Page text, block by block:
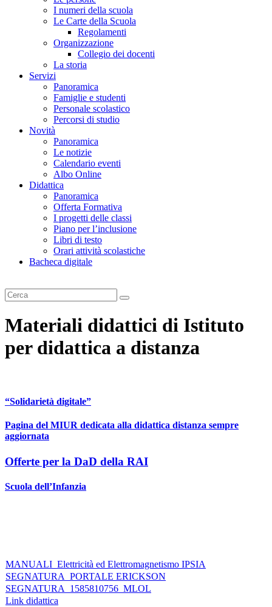
I numeri della scuola
Le Carte della Scuola
Regolamenti
Organizzazione
Collegio dei docenti
La storia
Servizi
Panoramica
Famiglie e studenti
Personale scolastico
Percorsi di studio
Novità
Panoramica
Le notizie
Calendario eventi
Albo Online
Didattica
Panoramica
Offerta Formativa
I progetti delle classi
Piano per l’inclusione
Libri di testo
Orari attività scolastiche
Bacheca digitale
Materiali didattici di Istituto
per didattica a distanza
“Solidarietà digitale”
Pagina del MIUR dedicata alla didattica distanza sempre
aggiornata
Offerte per la DaD della RAI
Scuola dell’Infanzia
MANUALI Elettricità ed Elettromagnetismo IPSIA
SEGNATURA_PORTALE ERICKSON
SEGNATURA_1585810756_MLOL
Link didattica